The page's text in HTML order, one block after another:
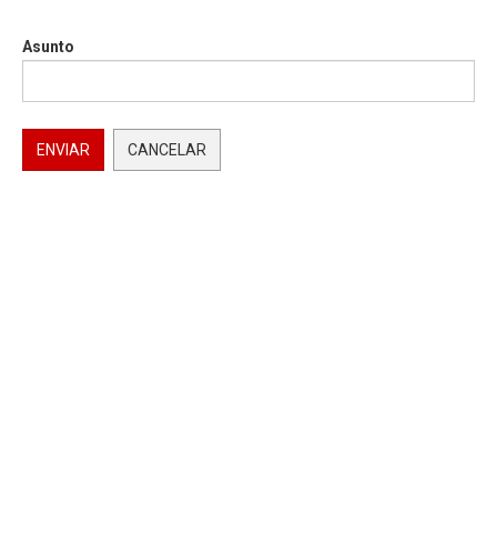
Asunto
ENVIAR CANCELAR